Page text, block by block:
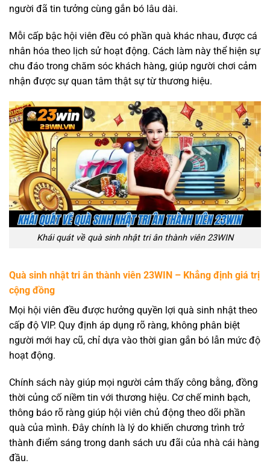
người đã tin tưởng cùng gắn bó lâu dài.
Mỗi cấp bậc hội viên đều có phần quà khác nhau, được cá
nhân hóa theo lịch sử hoạt động. Cách làm này thể hiện sự
chu đáo trong chăm sóc khách hàng, giúp người chơi cảm
nhận được sự quan tâm thật sự từ thương hiệu.
Khái quát về quà sinh nhật tri ân thành viên 23WIN
Quà sinh nhật tri ân thành viên 23WIN – Khẳng định giá trị
cộng đồng
Mọi hội viên đều được hưởng quyền lợi quà sinh nhật theo
cấp độ VIP. Quy định áp dụng rõ ràng, không phân biệt
người mới hay cũ, chỉ dựa vào thời gian gắn bó lẫn mức độ
hoạt động.
Chính sách này giúp mọi người cảm thấy công bằng, đồng
thời củng cố niềm tin với thương hiệu. Cơ chế minh bạch,
thông báo rõ ràng giúp hội viên chủ động theo dõi phần
quà của mình. Đây chính là lý do khiến chương trình trở
thành điểm sáng trong danh sách ưu đãi của nhà cái hàng
đầu.